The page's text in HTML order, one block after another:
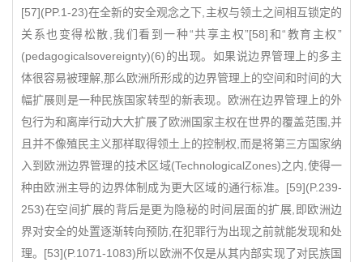
[57](PP.1-23)在全新的安全观念之下,主权与领土之间相互锁定的
关系也变得松散,我们看到一种“共享主权”[58]和“教育主权”
(pedagogicalsovereignty)(6)的出现。如果说边界管理上的多主
体很容易被理解,那么欧洲所形成的边界管理上的空间和时间的大
幅扩展则是一种民族国家转型的新表现。欧洲在边界管理上的外
包行为和离岸行动大大扩展了欧洲国家主权在世界的覆盖范围,并
且并不像殖民主义那样取得领土上的控制权,而是将第三方国家纳
入到欧洲边界管理的技术区域(TechnologicalZones)之内,使得一
种由欧洲主导的边界体制成为更大区域的通行标准。[59](P.239-
253)在空间扩展的背后是更为隐秘的时间层面的扩展,即欧洲边
界对安全的处置逐渐转向预防,在犯罪行为出现之前就能发现和处
理。[53](P.1071-1083)所以欧洲不仅是从其内部实现了对民族国